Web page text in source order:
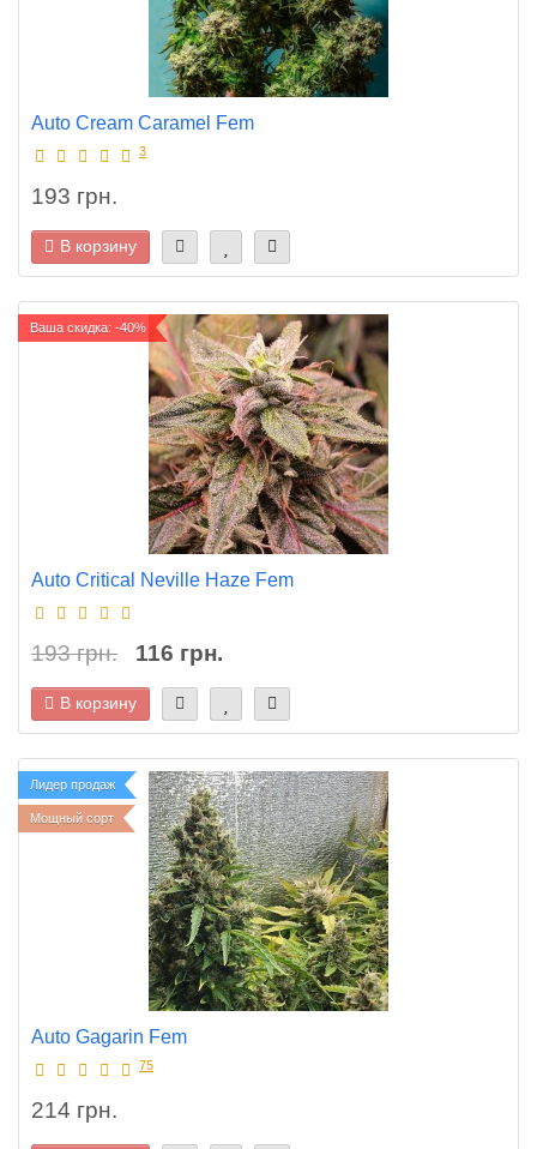
Auto Cream Caramel Fem
3
193 грн.
В корзину
Ваша скидка: -40%
Auto Critical Neville Haze Fem
193 грн. 116 грн.
В корзину
Лидер продаж
Мощный сорт
Auto Gagarin Fem
75
214 грн.